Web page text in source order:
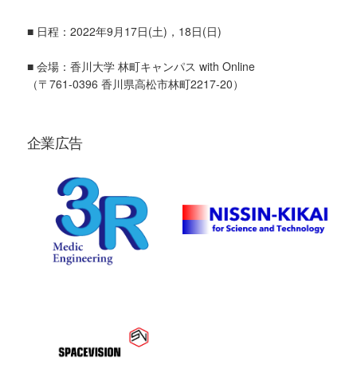
■ 日程：2022年9月17日(土)，18日(日)
■ 会場：香川大学 林町キャンパス with Online
（〒761-0396 香川県高松市林町2217-20）
企業広告